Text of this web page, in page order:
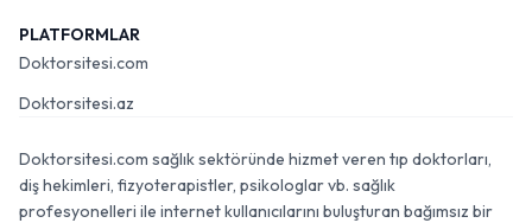
PLATFORMLAR
Doktorsitesi.com
Doktorsitesi.az
Doktorsitesi.com sağlık sektöründe hizmet veren tıp doktorları,
diş hekimleri, fizyoterapistler, psikologlar vb. sağlık
profesyonelleri ile internet kullanıcılarını buluşturan bağımsız bir